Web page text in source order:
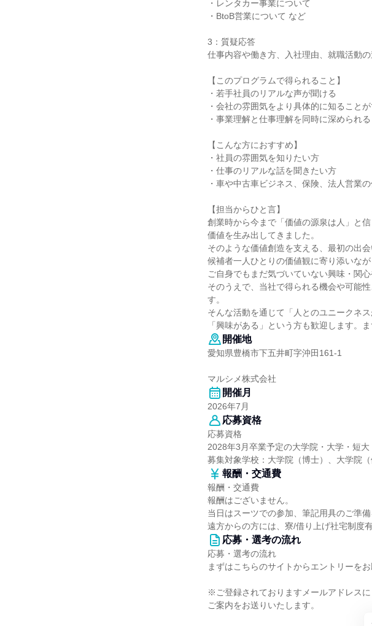
・レンタカー事業について
・BtoB営業について など
3：質疑応答
仕事内容や働き方、入社理由、就職活動
【このプログラムで得られること】
・若手社員のリアルな声が聞ける
・会社の雰囲気をより具体的に知ること
・事業理解と仕事理解を同時に深められる
【こんな方におすすめ】
・社員の雰囲気を知りたい方
・仕事のリアルな話を聞きたい方
・車や中古車ビジネス、保険、法人営業
【担当からひと言】
創業時から今まで「価値の源泉は人」と
価値を生み出してきました。
そのような価値創造を支える、最初の出
候補者一人ひとりの価値観に寄り添いなが
ご自身でもまだ気づいていない興味・関
そのうえで、当社で得られる機会や可能
す。
そんな活動を通じて「人とのユニークネ
「興味がある」という方も歓迎します。
開催地
愛知県豊橋市下五井町字沖田161-1
マルシメ株式会社
開催月
2026年7月
応募資格
応募資格
2028年3月卒業予定の大学院・大学・短大
募集対象学校：大学院（博士）、大学院
報酬・交通費
報酬・交通費
報酬はございません。
当日はスーツでの参加、筆記用具のご準備
遠方からの方には、寮/借り上げ社宅制度
応募・選考の流れ
応募・選考の流れ
まずはこちらのサイトからエントリーをお
※ご登録されておりますメールアドレスに
ご案内をお送りいたします。